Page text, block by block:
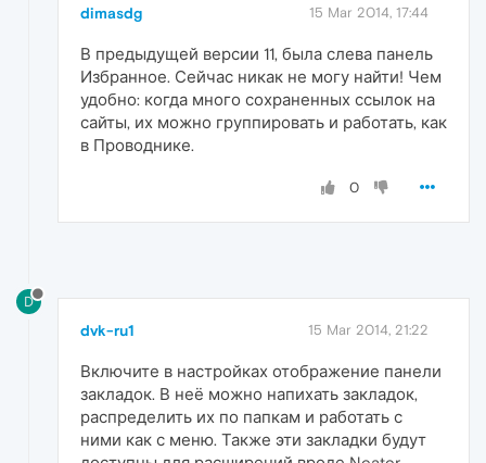
dimasdg 15 Mar 2014, 17:44
В предыдущей версии 11, была слева панель
Избранное. Сейчас никак не могу найти! Чем
удобно: когда много сохраненных ссылок на
сайты, их можно группировать и работать, как
в Проводнике.
0
D
dvk-ru1 15 Mar 2014, 21:22
Включите в настройках отображение панели
закладок. В неё можно напихать закладок,
распределить их по папкам и работать с
ними как с меню. Также эти закладки будут